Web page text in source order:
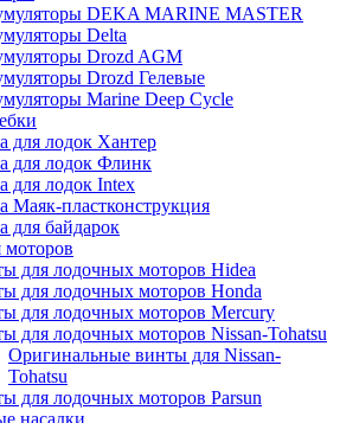
DEKA MARINE MASTER
Delta
Drozd AGM
Drozd Гелевые
Marine Deep Cycle
для лодок Хантер
для лодок Флинк
для лодок Intex
Маяк-пластконструкция
для байдарок
для лодочных моторов Hidea
для лодочных моторов Honda
для лодочных моторов Mercury
для лодочных моторов Nissan-Tohatsu
Оригинальные винты для Nissan-
Tohatsu
для лодочных моторов Parsun
насадки